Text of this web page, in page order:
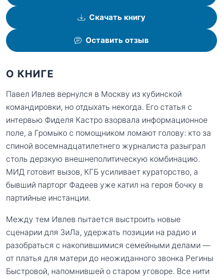
Скачать книгу
Оставить отзыв
О КНИГЕ
Павел Ивлев вернулся в Москву из кубинской
командировки, но отдыхать некогда. Его статья с
интервью Фиделя Кастро взорвала информационное
поле, а Громыко с помощником ломают голову: кто за
спиной восемнадцатилетнего журналиста разыграл
столь дерзкую внешнеполитическую комбинацию.
МИД готовит вызов, КГБ усиливает кураторство, а
бывший парторг Фадеев уже катил на героя бочку в
партийные инстанции.
Между тем Ивлев пытается выстроить новые
сценарии для ЗиЛа, удержать позиции на радио и
разобраться с накопившимися семейными делами —
от платья для матери до неожиданного звонка Регины
Быстровой, напомнившей о старом уговоре. Все нити